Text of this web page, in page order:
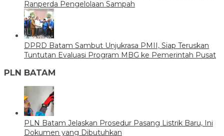
Ranperda Pengelolaan Sampah
DPRD Batam Sambut Unjukrasa PMII, Siap Teruskan
Tuntutan Evaluasi Program MBG ke Pemerintah Pusat
PLN BATAM
PLN Batam Jelaskan Prosedur Pasang Listrik Baru, Ini
Dokumen yang Dibutuhkan